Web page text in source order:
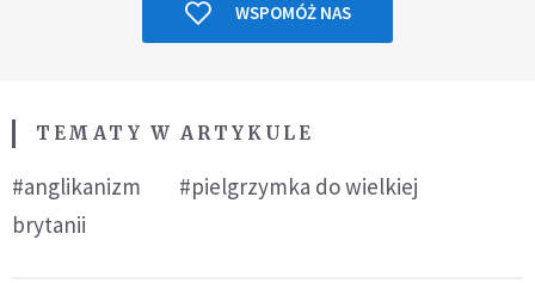
WSPOMÓŻ NAS
TEMATY W ARTYKULE
#anglikanizm
#pielgrzymka do wielkiej
brytanii